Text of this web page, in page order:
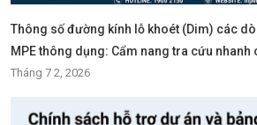
Thông số đường kính lỗ khoét (Dim) các
MPE thông dụng: Cẩm nang tra cứu nhanh
Tháng 7 2, 2026